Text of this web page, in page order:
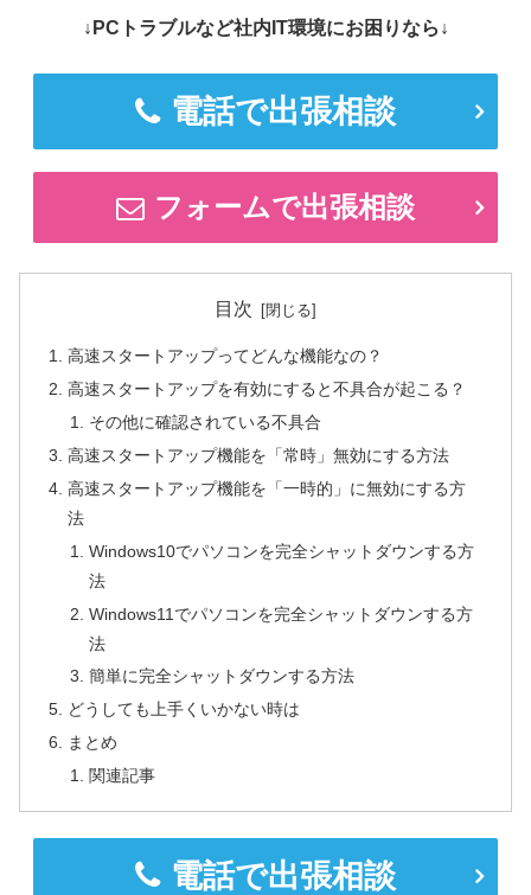
↓PCトラブルなど社内IT環境にお困りなら↓
電話で出張相談
フォームで出張相談
目次
高速スタートアップってどんな機能なの？
高速スタートアップを有効にすると不具合が起こる？
その他に確認されている不具合
高速スタートアップ機能を「常時」無効にする方法
高速スタートアップ機能を「一時的」に無効にする方
法
Windows10でパソコンを完全シャットダウンする方
法
Windows11でパソコンを完全シャットダウンする方
法
簡単に完全シャットダウンする方法
どうしても上手くいかない時は
まとめ
関連記事
電話で出張相談